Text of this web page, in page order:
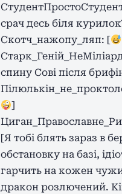
срач десь біля
Скотч_нажопу_ляп: [
спину Сові після
]
[Я тобі блять зараз в
обстановку на базі,
гарчить на кожен
дракон розлючений.